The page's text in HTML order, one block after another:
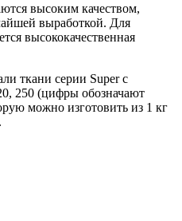
высоким качеством,
выработкой. Для
высококачественная
ткани серии Super с
250 (цифры обозначают
можно изготовить из 1 кг